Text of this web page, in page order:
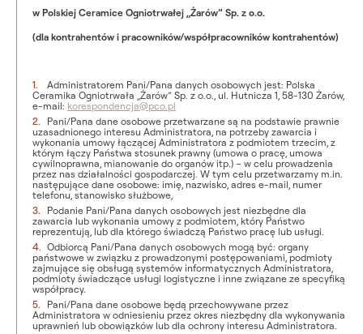
w Polskiej Ceramice Ogniotrwałej „Żarów” Sp. z o.o.
(dla kontrahentów i pracowników/współpracowników kontrahentów)
Administratorem Pani/Pana danych osobowych jest: Polska
Ceramika Ogniotrwała „Żarów” Sp. z o.o., ul. Hutnicza 1, 58-130 Żarów,
e-mail: korespondencja@pco.pl
Pani/Pana dane osobowe przetwarzane są na podstawie prawnie
uzasadnionego interesu Administratora, na potrzeby zawarcia i
wykonania umowy łączącej Administratora z podmiotem trzecim, z
którym łączy Państwa stosunek prawny (umowa o pracę, umowa
cywilnoprawna, mianowanie do organów itp.) – w celu prowadzenia
przez nas działalności gospodarczej. W tym celu przetwarzamy m.in.
następujące dane osobowe: imię, nazwisko, adres e-mail, numer
telefonu, stanowisko służbowe,
Podanie Pani/Pana danych osobowych jest niezbędne dla
zawarcia lub wykonania umowy z podmiotem, który Państwo
reprezentują, lub dla którego świadczą Państwo pracę lub usługi.
Odbiorcą Pani/Pana danych osobowych mogą być: organy
państwowe w związku z prowadzonymi postępowaniami, podmioty
zajmujące się obsługą systemów informatycznych Administratora,
podmioty świadczące usługi logistyczne i inne związane ze specyfiką
współpracy.
Pani/Pana dane osobowe będą przechowywane przez
Administratora w odniesieniu przez okres niezbędny dla wykonywania
uprawnień lub obowiązków lub dla ochrony interesu Administratora.